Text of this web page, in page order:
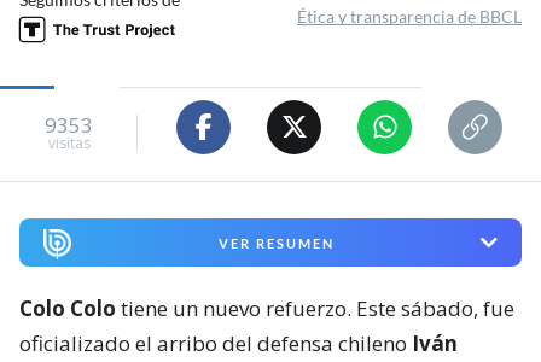
Ética y transparencia de BBCL
9353
visitas
VER RESUMEN
Colo Colo tiene un nuevo refuerzo. Este sábado, fue
oficializado el arribo del defensa chileno Iván